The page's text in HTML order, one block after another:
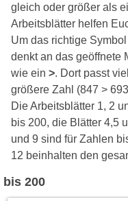
gleich oder größer als
Arbeitsblätter helfen
Um das richtige
denkt an das geöffnete
wie ein >. Dort passt
größere Zahl (847 >
Die Arbeitsblätter 1, 2
bis 200, die Blätter 4,5
und 9 sind für Zahlen
12 beinhalten den
bis 200